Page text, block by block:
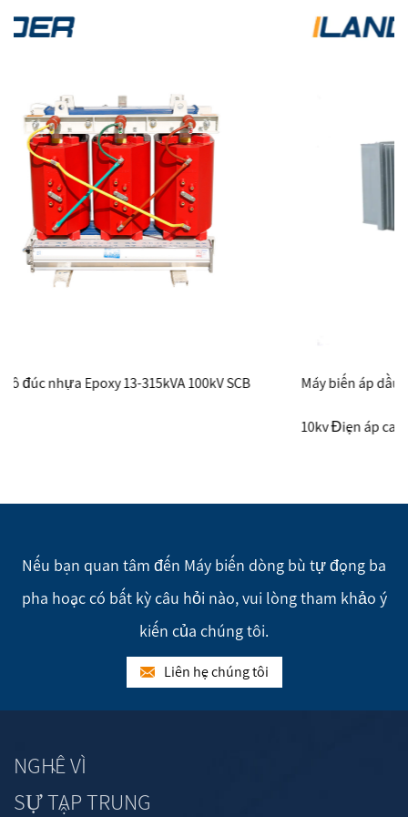
Máy biến áp dầu Máy biến áp điện 380V Máy biến áp
Nếu bạn quan tâm đến Máy biến dòng bù tự động ba
pha hoặc có bất kỳ câu hỏi nào, vui lòng tham khảo ý
kiến của chúng tôi.
Liên hệ chúng tôi
NGHỀ VÌ
SỰ TẬP TRUNG